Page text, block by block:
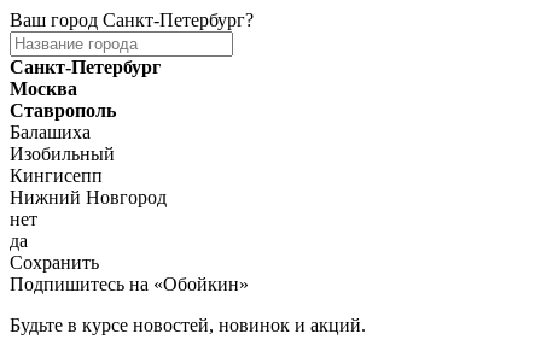
Ваш город Санкт-Петербург?
Санкт-Петербург
Москва
Ставрополь
Балашиха
Изобильный
Кингисепп
Нижний Новгород
нет
да
Сохранить
Подпишитесь на «Обойкин»
Будьте в курсе новостей, новинок и акций.